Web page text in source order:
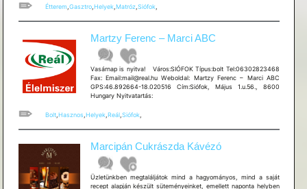
Étterem,Gasztro,Helyek,Matróz,Siófok,
Martzy Ferenc – Marci ABC
Vasárnap is nyitva! Város:SIÓFOK Típus:bolt Tel:06302823468
Fax: Email:mail@real.hu Weboldal: Martzy Ferenc – Marci ABC
GPS:46.892664-18.020516 Cím:Siófok, Május 1.u.56., 8600
Hungary Nyitvatartás:
Bolt, Hasznos, Helyek, Reál, Siófok,
Marcipán Cukrászda Kávézó
Üzletünkben megtaláljátok mind a hagyományos, mind a saját
recept alapján készült süteményeinket, emellett naponta helyben